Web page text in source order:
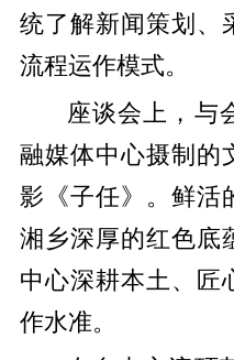
统了解新闻策划、
流程运作模式。
座谈会上，与
融媒体中心摄制的
影《子任》。鲜活
湘乡深厚的红色底
中心深耕本土、匠
作水准。